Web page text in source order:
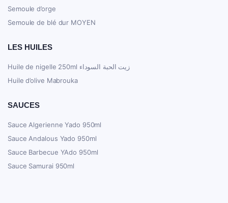
Semoule d’orge
Semoule de blé dur MOYEN
LES HUILES
Huile de nigelle 250ml زيت الحبة السوداء
Huile d’olive Mabrouka
SAUCES
Sauce Algerienne Yado 950ml
Sauce Andalous Yado 950ml
Sauce Barbecue YAdo 950ml
Sauce Samurai 950ml